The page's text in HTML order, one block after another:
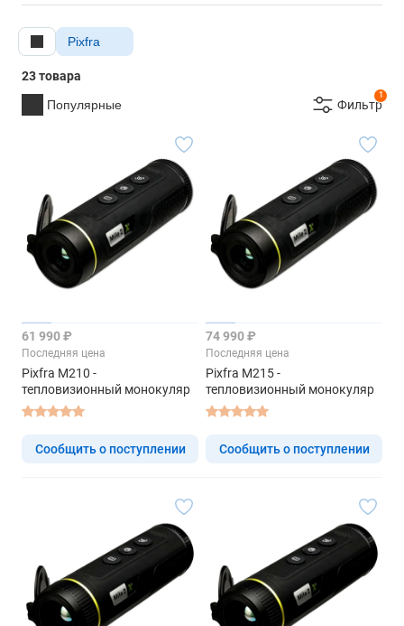
Pixfra
23 товара
Популярные
1
Фильтр
61 990 ₽
Последняя цена
Pixfra M210 -
тепловизионный монокуляр
Сообщить о поступлении
74 990 ₽
Последняя цена
Pixfra M215 -
тепловизионный монокуляр
Сообщить о поступлении